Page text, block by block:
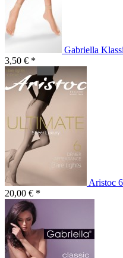
Gabriella
3,50 € *
Aristoc
20,00 € *